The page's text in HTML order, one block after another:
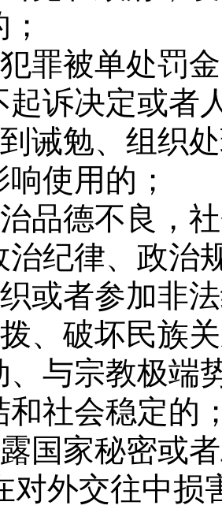
罪被单处罚
起诉决定或者
诫勉、组织
使用的；
品德不良，
治纪律、政治
或者参加非
、破坏民族
、与宗教极端
和社会稳定的
国家秘密或
对外交往中损